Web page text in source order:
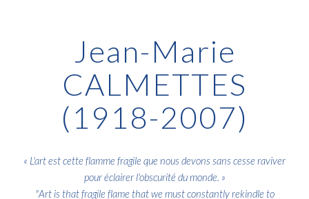
Jean-Marie
CALMETTES
(1918-2007)
« L'art est cette flamme fragile que nous devons sans cesse raviver
pour éclairer l'obscurité du monde. »
"Art is that fragile flame that we must constantly rekindle to